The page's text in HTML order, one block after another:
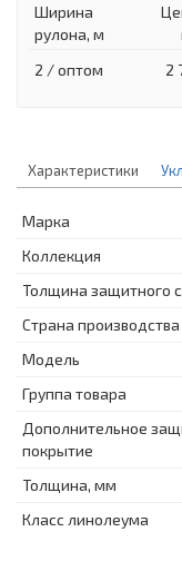
Ширина
рулона, м
2 / оптом 2
Характеристики
Марка
Коллекция
Толщина защитного
Страна
Модель
Группа товара
Дополнительное
покрытие
Толщина, мм
Класс линолеума